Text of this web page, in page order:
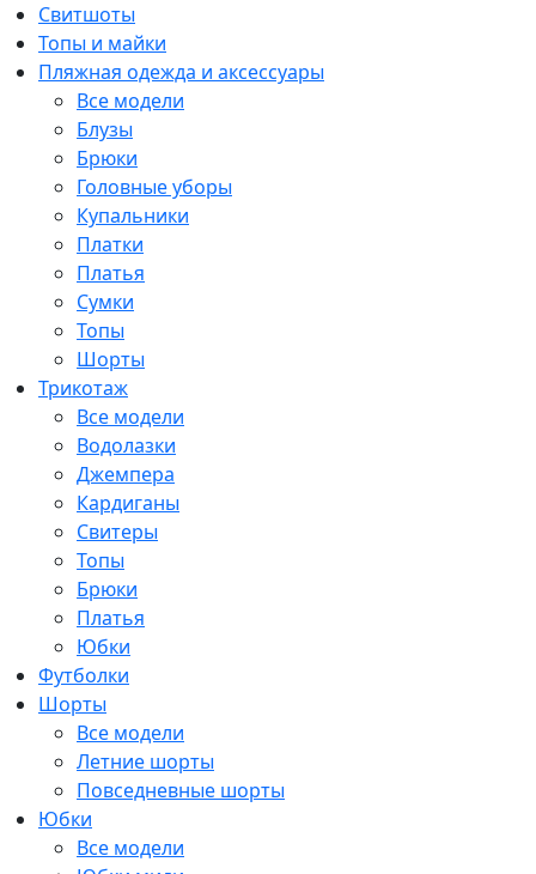
Свитшоты
Топы и майки
Пляжная одежда и аксессуары
Все модели
Блузы
Брюки
Головные уборы
Купальники
Платки
Платья
Сумки
Топы
Шорты
Трикотаж
Все модели
Водолазки
Джемпера
Кардиганы
Свитеры
Топы
Брюки
Платья
Юбки
Футболки
Шорты
Все модели
Летние шорты
Повседневные шорты
Юбки
Все модели